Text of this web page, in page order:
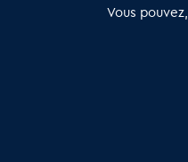
Notre
Offres Pro
Qui
Vous